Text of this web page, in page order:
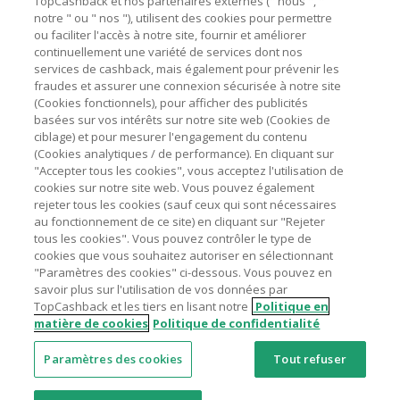
marchands sur le montant hors TVA/taxes et hors frais de
livraison/d’emballage/de service.
L'utilisation de plugins tels que Honey, AdBlock, uBlock, Pi-
hole et VPN peut bloquer le suivi de votre commande.
Pour chaque nouvelle transaction, il faut revenir sur
TopCashback et cliquer sur le bouton rose de cashback
pour accéder au site marchand et faire votre achat.
Assurez-vous que le lien TopCashback est le dernier lien
utilisé pour visiter le site marchand avant de finaliser votre
achat.
Tout compte impliqué dans des commandes ou activités
frauduleuses pour manipuler le système de cashback sera
clôturé et leur cashback confisqué.
Astuces pour économiser
A propos de
Contactez-nous
Mentions légales
Nos sites UK US CN JP DE AU
© 2005 - 2026 TopCashback Group Limited
notre " ou " nos "), utilisent des cookies pour permettre
ou faciliter l'accès à notre site, fournir et améliorer
continuellement une variété de services dont nos
services de cashback, mais également pour prévenir les
fraudes et assurer une connexion sécurisée à notre site
(Cookies fonctionnels), pour afficher des publicités
basées sur vos intérêts sur notre site web (Cookies de
ciblage) et pour mesurer l'engagement du contenu
(Cookies analytiques / de performance). En cliquant sur
"Accepter tous les cookies", vous acceptez l'utilisation de
cookies sur notre site web. Vous pouvez également
rejeter tous les cookies (sauf ceux qui sont nécessaires
au fonctionnement de ce site) en cliquant sur "Rejeter
tous les cookies". Vous pouvez contrôler le type de
cookies que vous souhaitez autoriser en sélectionnant
"Paramètres des cookies" ci-dessous. Vous pouvez en
savoir plus sur l'utilisation de vos données par
TopCashback et les tiers en lisant notre Politique en
matière de cookies Politique de confidentialité
Paramètres des cookies Tout refuser